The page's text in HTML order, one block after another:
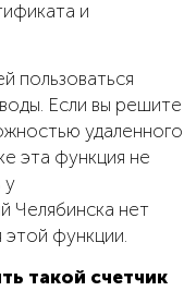
и
пользоваться
Если вы решите
удаленного
эта функция не
у
Челябинска нет
этой функции.
такой счетчик